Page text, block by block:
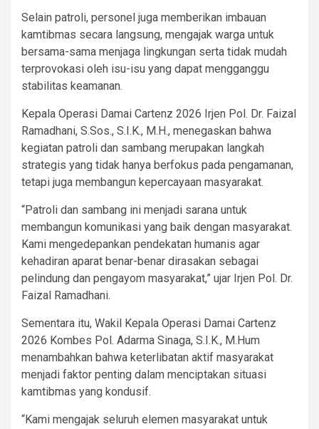
Selain patroli, personel juga memberikan imbauan
kamtibmas secara langsung, mengajak warga untuk
bersama-sama menjaga lingkungan serta tidak mudah
terprovokasi oleh isu-isu yang dapat mengganggu
stabilitas keamanan.
Kepala Operasi Damai Cartenz 2026 Irjen Pol. Dr. Faizal
Ramadhani, S.Sos., S.I.K., M.H., menegaskan bahwa
kegiatan patroli dan sambang merupakan langkah
strategis yang tidak hanya berfokus pada pengamanan,
tetapi juga membangun kepercayaan masyarakat.
“Patroli dan sambang ini menjadi sarana untuk
membangun komunikasi yang baik dengan masyarakat.
Kami mengedepankan pendekatan humanis agar
kehadiran aparat benar-benar dirasakan sebagai
pelindung dan pengayom masyarakat,” ujar Irjen Pol. Dr.
Faizal Ramadhani.
Sementara itu, Wakil Kepala Operasi Damai Cartenz
2026 Kombes Pol. Adarma Sinaga, S.I.K., M.Hum
menambahkan bahwa keterlibatan aktif masyarakat
menjadi faktor penting dalam menciptakan situasi
kamtibmas yang kondusif.
“Kami mengajak seluruh elemen masyarakat untuk